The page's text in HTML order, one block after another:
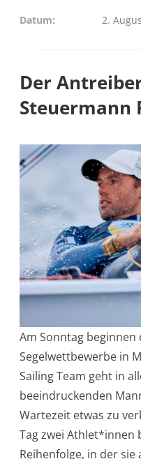
Datum 2.
Der
Steuermann
Am Sonntag beginnen
Segelwettbewerbe in
Sailing Team geht in
beeindruckenden
Wartezeit etwas zu
Tag zwei Athlet*innen
Reihenfolge, in der